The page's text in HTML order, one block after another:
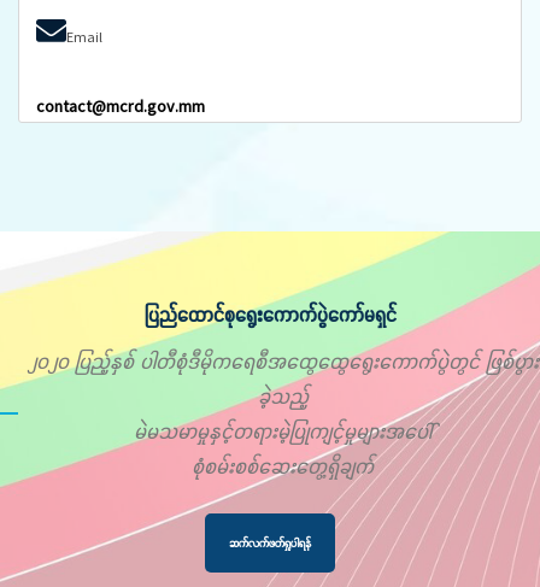
Email
contact@mcrd.gov.mm
ပြည်ထောင်စုရွေးကောက်ပွဲကော်မရှင်
၂၀၂၀ ပြည့်နှစ် ပါတီစုံဒီမိုကရေစီအထွေထွေရွေးကောက်ပွဲတွင် ဖြစ်ပွား
ခဲ့သည့်
မဲမသမာမှုနှင့်တရားမဲ့ပြုကျင့်မှုများအပေါ်
စုံစမ်းစစ်ဆေးတွေ့ရှိချက်
ဆက်လက်ဖတ်ရှုပါရန်